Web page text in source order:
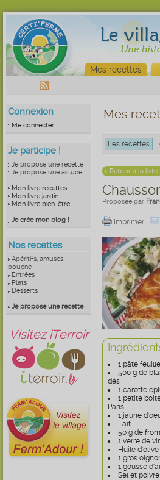
Mes recettes
Connexion
Me connecter
Je participe !
Je propose une recette
Je propose une astuce
Mon livre recettes
Mon livre jardin
Mon livre bien-être
Je crée mon blog !
Nos recettes
Apéritifs, amuses
bouche
Entrées
Plats
Desserts
Je propose une recette
Visitez iTerroir
Mes
Les recettes
< Retour à la liste
Proposée par
Imprimer
1 pâte
500 g de
dés
1 carotte
1 petite
Paris
1 jaune
Lait
50 g de
1 verre de
Huile d'olive
1 gros
1 gousse
Sel et poivre